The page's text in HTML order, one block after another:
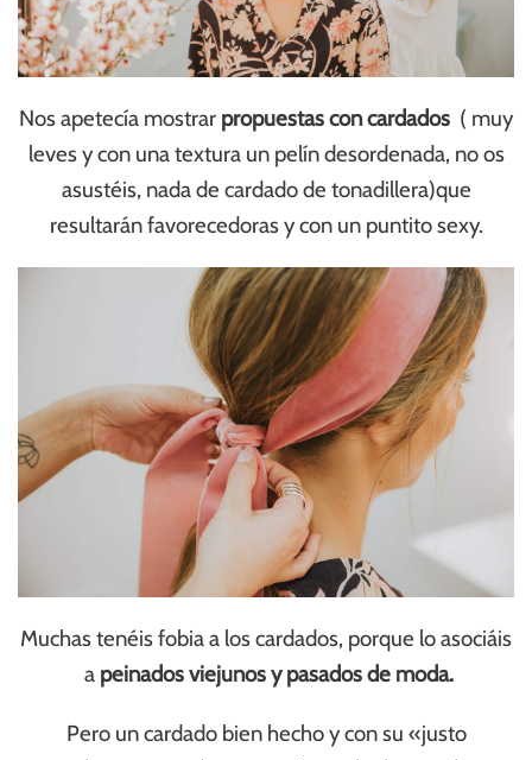
Nos apetecía mostrar propuestas con cardados ( muy
leves y con una textura un pelín desordenada, no os
asustéis, nada de cardado de tonadillera)que
resultarán favorecedoras y con un puntito sexy.
Muchas tenéis fobia a los cardados, porque lo asociáis
apeinados viejunos y pasados de moda.
Pero un cardado bien hecho y con su «justo